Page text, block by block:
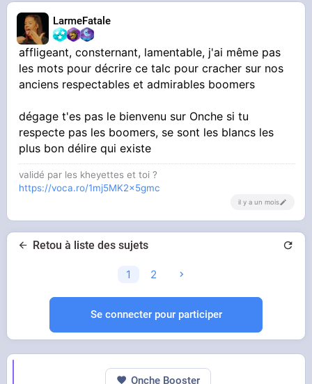
LarmeFatale
affligeant, consternant, lamentable, j'ai même pas
les mots pour décrire ce talc pour cracher sur nos
anciens respectables et admirables boomers
dégage t'es pas le bienvenu sur Onche si tu
respecte pas les boomers, se sont les blancs les
plus bon délire qui existe
validé par les kheyettes et toi ?
https://voca.ro/1mj5MK2x5gmc
il y a un mois
Retou à liste des sujets
1 2
Se connecter pour participer
Onche Booster